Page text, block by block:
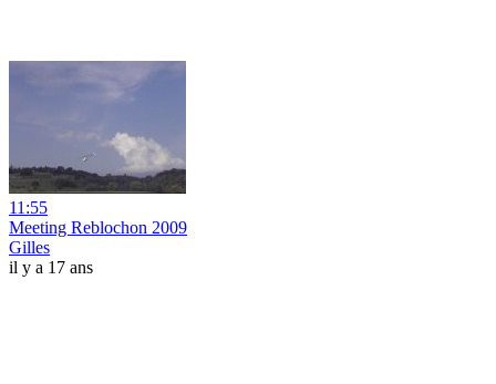
11:55
Meeting Reblochon 2009
Gilles
il y a 17 ans